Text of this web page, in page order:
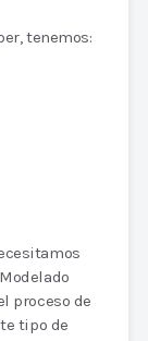
tenemos:
proceso de
tipo de